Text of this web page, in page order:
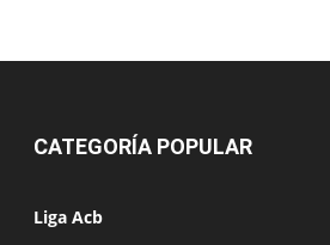
CATEGORÍA POPULAR
Liga Acb